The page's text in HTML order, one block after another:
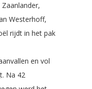
Westerhoff,
rijdt in het pak
en vol
Na 42